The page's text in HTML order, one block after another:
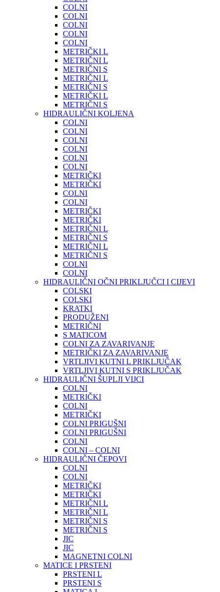
COLNI
COLNI
COLNI
COLNI
COLNI
METRIČKI L
METRIČNI L
METRIČNI S
METRIČNI L
METRIČNI S
METRIČKI L
METRIČNI S
HIDRAULIČNI KOLJENA
COLNI
COLNI
COLNI
COLNI
COLNI
COLNI
METRIČKI
METRIČKI
COLNI
COLNI
METRIČKI
METRIČKI
METRIČNI L
METRIČNI S
METRIČNI L
METRIČNI S
COLNI
COLNI
HIDRAULIČNI OČNI PRIKLJUČCI I CIJEVI
COLSKI
COLSKI
KRATKI
PRODUŽENI
METRIČNI
S MATICOM
COLNI ZA ZAVARIVANJE
METRIČKI ZA ZAVARIVANJE
VRTLJIVI KUTNI L PRIKLJUČAK
VRTLJIVI KUTNI S PRIKLJUČAK
HIDRAULIČNI ŠUPLJI VIJCI
COLNI
METRIČKI
COLNI
METRIČKI
COLNI PRIGUŠNI
COLNI PRIGUŠNI
COLNI
COLNI – COLNI
HIDRAULIČNI ČEPOVI
COLNI
COLNI
METRIČKI
METRIČKI
METRIČNI L
METRIČNI L
METRIČNI S
METRIČNI S
JIC
JIC
MAGNETNI COLNI
MATICE I PRSTENI
PRSTENI L
PRSTENI S